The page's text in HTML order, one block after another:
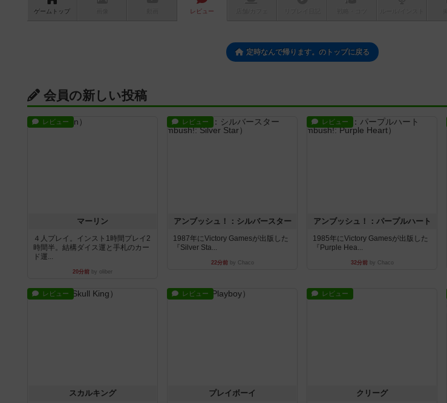
ゲーム トップ レビュー
定時なんで帰ります。のトップに戻る
会員の新しい投稿
レビュー
マーリン
４人プレイ。インスト1時間プレイ2
時間半。結構ダイス運と手札のカー
ド運...
20分前 by oliber
レビュー
アンブッシュ！：シルバースター
1987年にVictory Gamesが出版した
『Silver Sta...
22分前by Chaco
レビュー
アンブッシュ！：パープルハート
1985年にVictory Gamesが出版した
『Purple Hea...
32分前by Chaco
レビュー
スカルキング
レビュー
プレイボーイ
レビュー
クリーグ